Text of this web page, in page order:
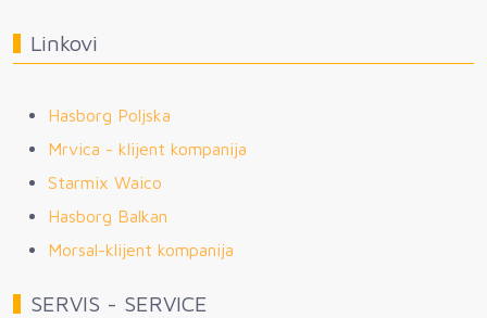
Linkovi
Hasborg Poljska
Mrvica - klijent kompanija
Starmix Waico
Hasborg Balkan
Morsal-klijent kompanija
SERVIS - SERVICE